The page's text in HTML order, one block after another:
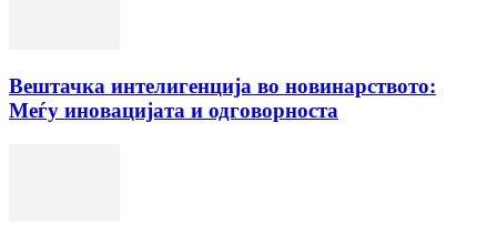
Вештачка интелигенција во новинарството:
Меѓу иновацијата и одговорноста